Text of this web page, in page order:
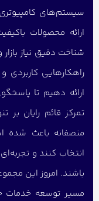
سیستم‌های
ارائه محصولات
شناخت دقیق نیاز
راهکارهایی کاربردی
ارائه دهیم تا
تمرکز قائم رایان بر
منصفانه باعث شده
انتخاب کنند و
باشند. امروز این
مسیر توسعه خدمات